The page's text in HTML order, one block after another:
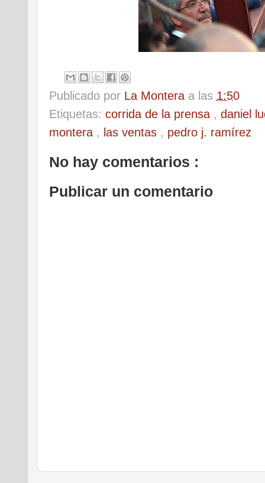
Publicado por La Montera a las 1:50
Etiquetas: corrida de la prensa , daniel
montera , las ventas , pedro j. ramírez
No hay comentarios :
Publicar un comentario